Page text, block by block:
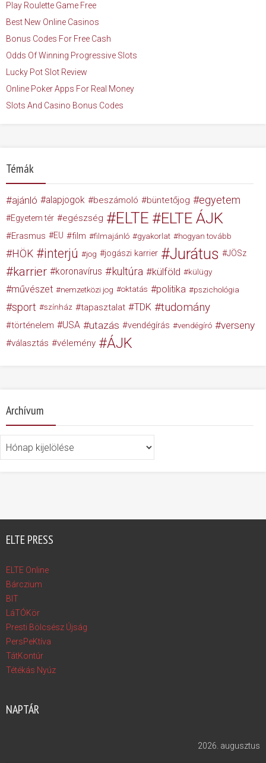
Play Roulette Game Free
Best New Online Casinos
Bonus Codes For Free Cash
Odds Of Winning Progressive Slots
Lucky Pot Slot Review
Online Poker Apps For Real Money
Slots And Casino Bonus Codes
Témák
ajánló alapjogok beszámoló büntetőjog egyetem
Egyetem tér egészség ELTE ELTE ÁJK
Erasmus EU film filmajánló gyakorlat hogyan tovább
HÖK interjú jog jogászi karrier Jurátus JÖSz
karrier koronavírus kultúra külföld külügy
művészet nemzetközi jog oktatás politika pszichológia
sport színház tapasztalat TDK tudomány
történelem USA utazás vendégírás vendégíró verseny
választás vélemény ÁJK
Archívum
ELTE PRESS
ELTE Online
Bárczium
BIT
LáTÓKör
Presti Bölcsész Újság
PersPeKtíva
TátKontúr
Tétékás Nyúz
NAPTÁR
2026. augusztus